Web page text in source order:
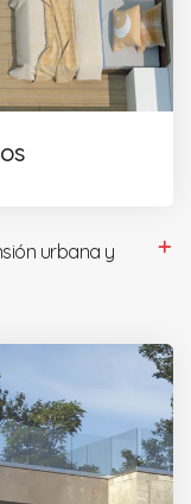
urbana y